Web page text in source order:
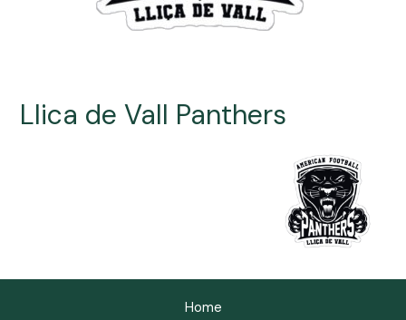
Llica de Vall Panthers
Home